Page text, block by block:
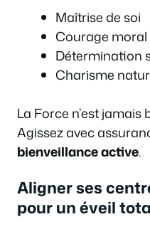
Maîtrise de soi
Courage moral
Détermination
Charisme
La Force n’est jamais
Agissez avec
bienveillance active.
Aligner ses
pour un éveil